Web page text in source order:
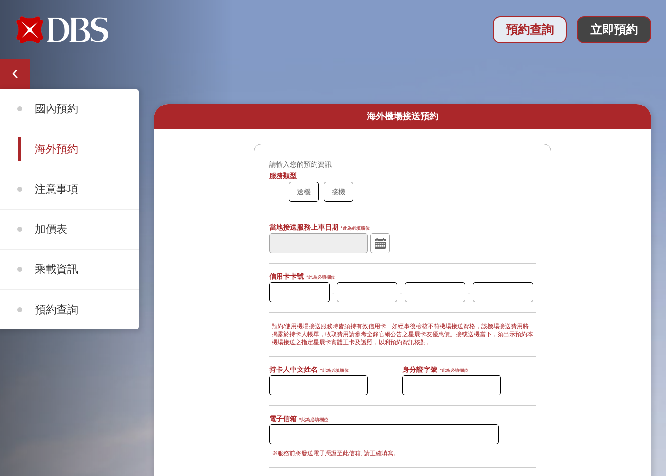
預約查詢 立即預約
國內預約
海外預約
注意事項
加價表
乘載資訊
預約查詢
海外機場接送預約
請輸入您的預約資訊
服務類型
送機
接機
當地接送服務上車日期 *此為必填欄位
信用卡卡號 *此為必填欄位
- - -
預約/使用機場接送服務時皆須持有效信用卡，如經事後檢核不符機場接送資格，該機場接送費用將
揭露於持卡人帳單，收取費用請參考全鋒官網公告之星展卡友優惠價。接或送機當下，須出示預約本
機場接送之指定星展卡實體正卡及護照，以利預約資訊核對。
持卡人中文姓名 *此為必填欄位 身分證字號 *此為必填欄位
電子信箱 *此為必填欄位
※服務前將發送電子憑證至此信箱, 請正確填寫。